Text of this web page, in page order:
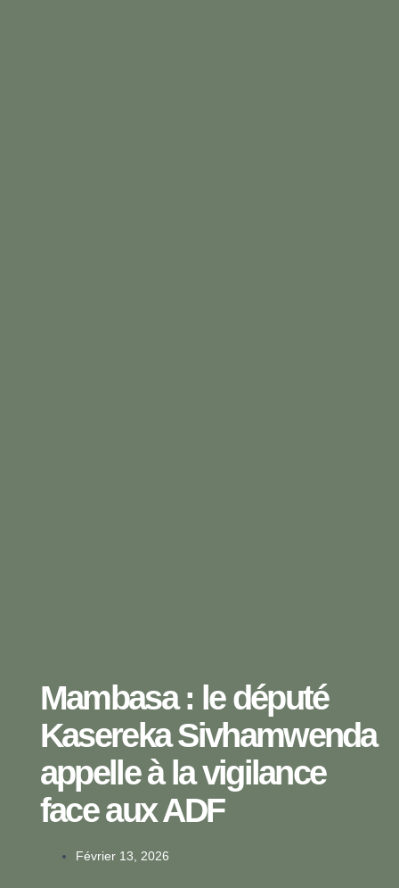
Mambasa : le député
Kasereka Sivhamwenda
appelle à la vigilance
face aux ADF
Février 13, 2026